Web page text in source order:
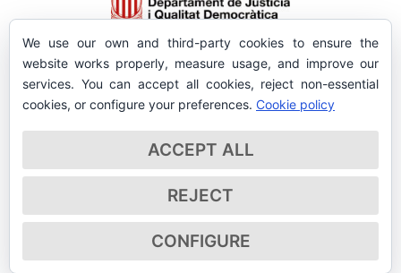
We use our own and third-party cookies to ensure the
website works properly, measure usage, and improve our
services. You can accept all cookies, reject non-essential
cookies, or configure your preferences. Cookie policy
ACCEPT ALL
REJECT
CONFIGURE